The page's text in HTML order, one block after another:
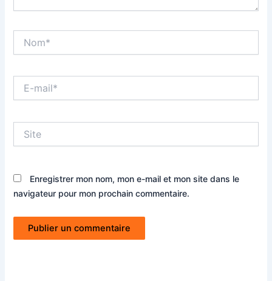
mail*
Enregistrer mon nom, mon e-mail et mon site dans le
navigateur pour mon prochain commentaire.